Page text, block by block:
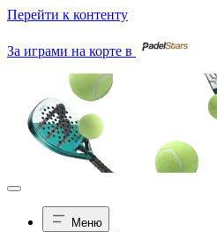
Перейти к контенту
За играми на корте в
Меню